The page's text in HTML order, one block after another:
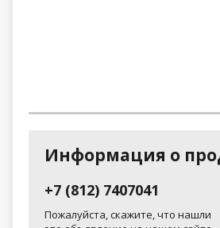
Информация о
+7 (812) 7407041
Пожалуйста, скажите, что нашли